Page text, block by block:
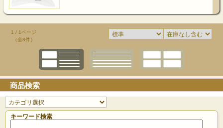
1 / 1ページ
（全8件）
商品検索
キーワード検索